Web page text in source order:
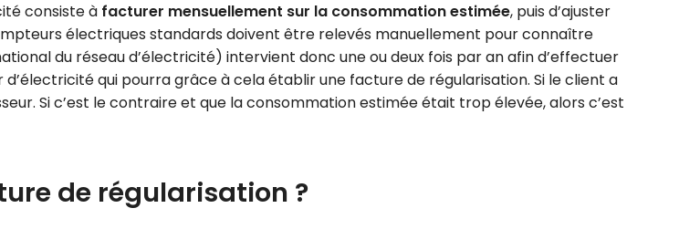
consiste à facturer mensuellement sur la consommation estimée, puis d’ajuster
électriques standards doivent être relevés manuellement pour connaître
du réseau d’électricité) intervient donc une ou deux fois par an afin d’effectuer
qui pourra grâce à cela établir une facture de régularisation. Si le client a
Si c’est le contraire et que la consommation estimée était trop élevée, alors c’est
de régularisation ?